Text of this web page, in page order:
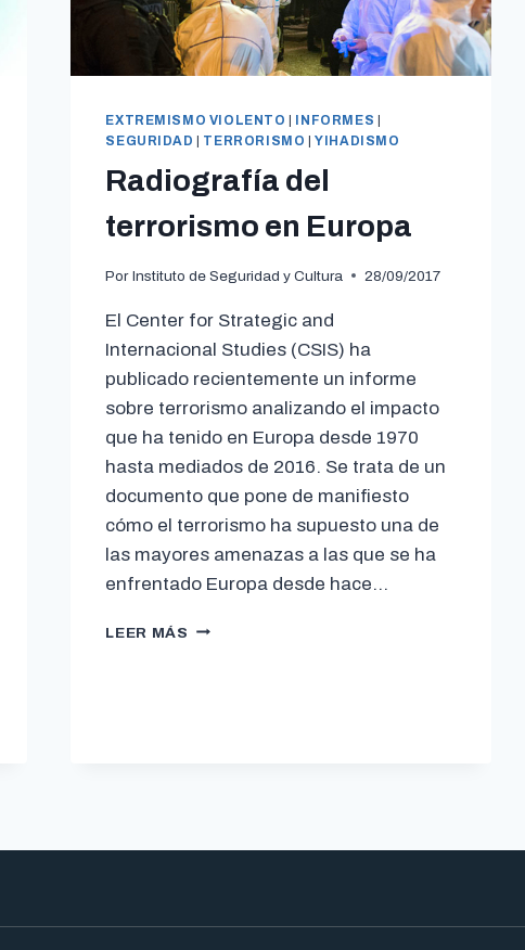
EXTREMISMO VIOLENTO INFORMES
SEGURIDAD
TERRORISMO |YIHADISMO
Radiografía del
terrorismo en Europa
Por Instituto de Seguridad y Cultura 28/09/2017
El Center for Strategic and
Internacional Studies (CSIS) ha
publicado recientemente un informe
sobre terrorismo analizando el impacto
que ha tenido en Europa desde 1970
hasta mediados de 2016. Se trata de un
documento que pone de manifiesto
cómo el terrorismo ha supuesto una de
las mayores amenazas a las que se ha
enfrentado Europa desde hace…
LEER MÁS